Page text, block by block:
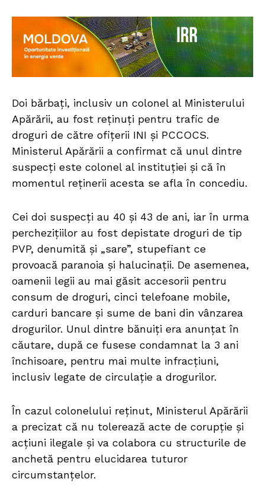
Doi bărbați, inclusiv un colonel al Ministerului
Apărării, au fost reținuți pentru trafic de
droguri de către ofițerii INI și PCCOCS.
Ministerul Apărării a confirmat că unul dintre
suspecți este colonel al instituției și că în
momentul reținerii acesta se afla în concediu.
Cei doi suspecți au 40 și 43 de ani, iar în urma
perchezițiilor au fost depistate droguri de tip
PVP, denumită și „sare”, stupefiant ce
provoacă paranoia și halucinații. De asemenea,
oamenii legii au mai găsit accesorii pentru
consum de droguri, cinci telefoane mobile,
carduri bancare și sume de bani din vânzarea
drogurilor. Unul dintre bănuiți era anunțat în
căutare, după ce fusese condamnat la 3 ani
închisoare, pentru mai multe infracțiuni,
inclusiv legate de circulație a drogurilor.
În cazul colonelului reținut, Ministerul Apărării
a precizat că nu tolerează acte de corupție și
acțiuni ilegale și va colabora cu structurile de
anchetă pentru elucidarea tuturor
circumstanțelor.